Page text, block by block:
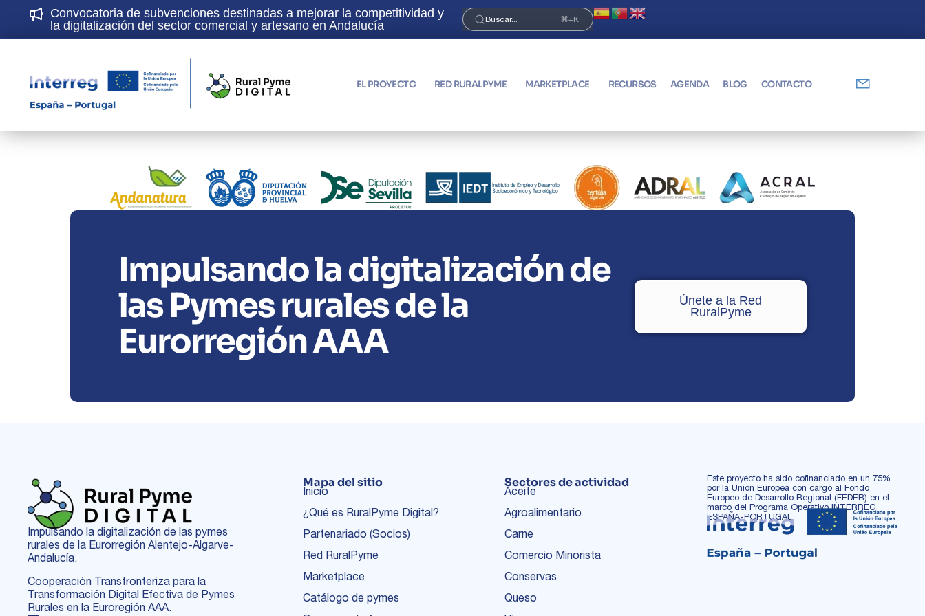
Convocatoria de subvenciones destinadas a mejorar la competitividad y
la digitalización del sector comercial y artesano en Andalucía
¡Únete a la Red RuralPyme Digital! Abierto plazo de solicitudes
Buscar... ⌘+K
EL PROYECTO RED RURALPYME MARKETPLACE RECURSOS AGENDA BLOG CONTACTO
Impulsando la digitalización de
las Pymes rurales de la
Eurorregión AAA
Únete a la Red
RuralPyme
Impulsando la digitalización de las pymes
rurales de la Eurorregión Alentejo-Algarve-
Andalucía.
Cooperación Transfronteriza para la
Transformación Digital Efectiva de Pymes
Rurales en la Euroregión AAA.
Mapa del sitio
Inicio
¿Qué es RuralPyme Digital?
Partenariado (Socios)
Red RuralPyme
Marketplace
Catálogo de pymes
Sectores de actividad
Aceite
Agroalimentario
Carne
Comercio Minorista
Conservas
Queso
Este proyecto ha sido cofinanciado en un 75%
por la Unión Europea con cargo al Fondo
Europeo de Desarrollo Regional (FEDER) en el
marco del Programa Operativo INTERREG
ESPAÑA-PORTUGAL.